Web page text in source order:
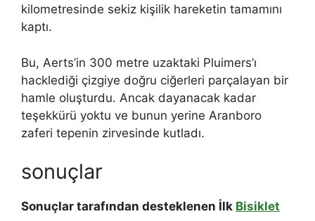
kilometresinde sekiz kişilik hareketin tamamını
kaptı.
Bu, Aerts’in 300 metre uzaktaki Pluimers’ı
hacklediği çizgiye doğru ciğerleri parçalayan bir
hamle oluşturdu. Ancak dayanacak kadar
teşekkürü yoktu ve bunun yerine Aranboro
zaferi tepenin zirvesinde kutladı.
sonuçlar
Sonuçlar tarafından desteklenen İlk Bisiklet